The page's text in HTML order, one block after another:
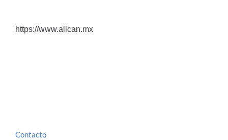
https://www.allcan.mx
Contacto